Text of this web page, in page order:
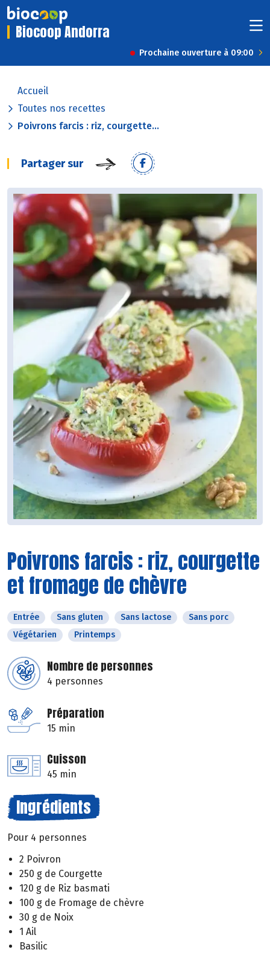
Biocoop Andorra
Prochaine ouverture à 09:00
Accueil
Toutes nos recettes
Poivrons farcis : riz, courgette...
Partager sur
Poivrons farcis : riz, courgette
et fromage de chèvre
Entrée Sans gluten Sans lactose
Sans porc
Végétarien
Printemps
Nombre de personnes
4 personnes
Préparation
15 min
Cuisson
45 min
Ingrédients
Pour 4 personnes
2 Poivron
250 g de Courgette
120 g de Riz basmati
100 g de Fromage de chèvre
30 g de Noix
1 Ail
Basilic